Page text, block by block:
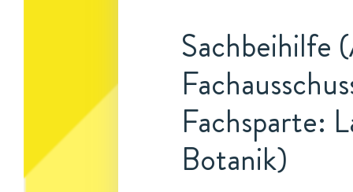
Sachbeihilfe
Fachsparte:
Botanik)